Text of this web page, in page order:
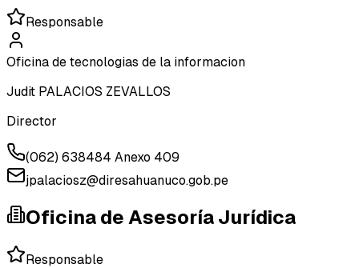
Responsable
Oficina de tecnologias de la informacion
Judit PALACIOS ZEVALLOS
Director
(062) 638484 Anexo 409
jpalaciosz@diresahuanuco.gob.pe
Oficina de Asesoría Jurídica
Responsable